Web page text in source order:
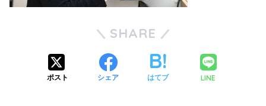
SHARE
ポスト シェア はてブ LINE